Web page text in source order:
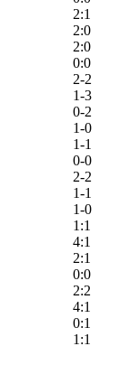
2:1
2:0
2:0
0:0
2-2
1-3
0-2
1-0
1-1
0-0
2-2
1-1
1-0
1:1
4:1
2:1
0:0
2:2
4:1
0:1
1:1